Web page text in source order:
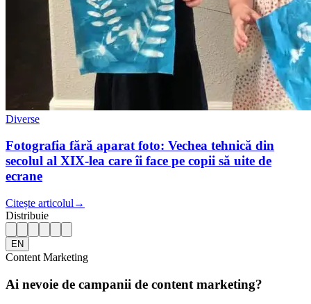
Diverse
Fotografia fără aparat foto: Vechea tehnică din
secolul al XIX-lea care îi face pe copii să uite de
ecrane
Citește articolul →
Distribuie
EN
Content Marketing
Ai nevoie de campanii de content marketing?